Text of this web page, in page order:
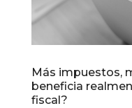
Más impuestos,
beneficia
fiscal?